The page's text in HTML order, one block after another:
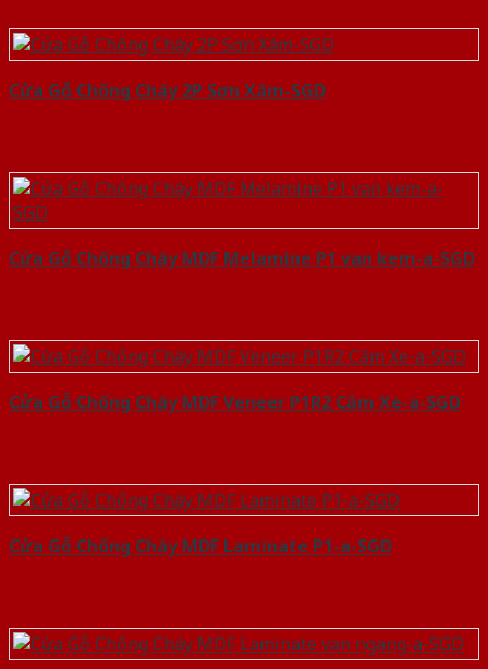
Cửa Gỗ Chống Cháy 2P Sơn Xám-SGD
Cửa Gỗ Chống Cháy MDF Melamine P1 van kem-a-SGD
Cửa Gỗ Chống Cháy MDF Veneer P1R2 Căm Xe-a-SGD
Cửa Gỗ Chống Cháy MDF Laminate P1-a-SGD